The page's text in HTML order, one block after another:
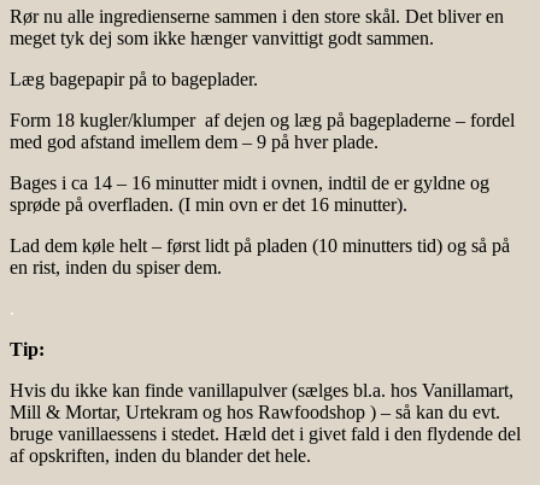
Rør nu alle ingredienserne sammen i den store skål. Det bliver en
meget tyk dej som ikke hænger vanvittigt godt sammen.
Læg bagepapir på to bageplader.
Form 18 kugler/klumper af dejen og læg på bagepladerne – fordel
med god afstand imellem dem – 9 på hver plade.
Bages i ca 14 – 16 minutter midt i ovnen, indtil de er gyldne og
sprøde på overfladen. (I min ovn er det 16 minutter).
Lad dem køle helt – først lidt på pladen (10 minutters tid) og så på
en rist, inden du spiser dem.
.
Tip:
Hvis du ikke kan finde vanillapulver (sælges bl.a. hos Vanillamart,
Mill & Mortar, Urtekram og hos Rawfoodshop ) – så kan du evt.
bruge vanillaessens i stedet. Hæld det i givet fald i den flydende del
af opskriften, inden du blander det hele.